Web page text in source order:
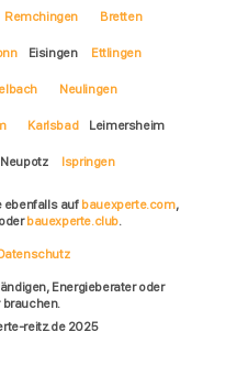
Remchingen Bretten
Eisingen Ettlingen
Neulingen
Karlsbad Leimersheim
Neupotz Ispringen
ebenfalls auf bauexperte.com,
bauexperte.club.
Energieberater oder
reitz.de 2025